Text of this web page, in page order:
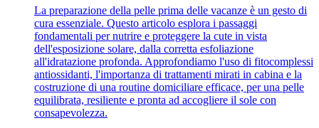
La preparazione della pelle prima delle vacanze è un gesto di
cura essenziale. Questo articolo esplora i passaggi
fondamentali per nutrire e proteggere la cute in vista
dell'esposizione solare, dalla corretta esfoliazione
all'idratazione profonda. Approfondiamo l'uso di fitocomplessi
antiossidanti, l'importanza di trattamenti mirati in cabina e la
costruzione di una routine domiciliare efficace, per una pelle
equilibrata, resiliente e pronta ad accogliere il sole con
consapevolezza.